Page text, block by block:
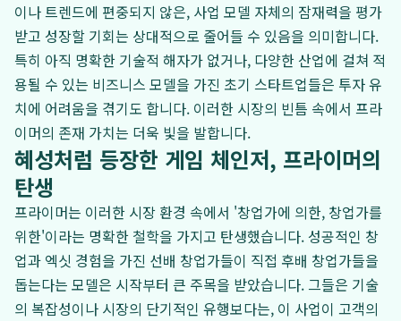
이나 트렌드에 편중되지 않은, 사업 모델 자체의 잠재력을 평가
받고 성장할 기회는 상대적으로 줄어들 수 있음을 의미합니다.
특히 아직 명확한 기술적 해자가 없거나, 다양한 산업에 걸쳐 적
용될 수 있는 비즈니스 모델을 가진 초기 스타트업들은 투자 유
치에 어려움을 겪기도 합니다. 이러한 시장의 빈틈 속에서 프라
이머의 존재 가치는 더욱 빛을 발합니다.
혜성처럼 등장한 게임 체인저, 프라이머의
탄생
프라이머는 이러한 시장 환경 속에서 '창업가에 의한, 창업가를
위한'이라는 명확한 철학을 가지고 탄생했습니다. 성공적인 창
업과 엑싯 경험을 가진 선배 창업가들이 직접 후배 창업가들을
돕는다는 모델은 시작부터 큰 주목을 받았습니다. 그들은 기술
의 복잡성이나 시장의 단기적인 유행보다는, 이 사업이 고객의